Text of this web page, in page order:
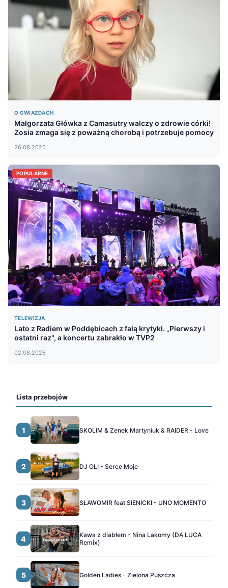
O GWIAZDACH
Małgorzata Główka z Camasutry walczy o zdrowie córki!
Zosia zmaga się z poważną chorobą i potrzebuje pomocy
26.08.2025
POPULARNE
TELEWIZJA
Lato z Radiem w Poddębicach z falą krytyki. „Pierwszy i
ostatni raz", a koncertu zabrakło w TVP2
02.08.2026
Lista przebojów
1 SKOLIM & Zenek Martyniuk & RAIDER - Love
2 DJ OLI - Serce Moje
3 SŁAWOMIR feat SIENICKI - UNO MOMENTO
4
Kawa z diabłem - Nina Lakomy (DA LUCA
Remix)
5 Golden Ladies - Zielona Puszcza